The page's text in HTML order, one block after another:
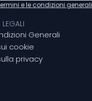
e le condizioni generali
Generali
cookie
privacy